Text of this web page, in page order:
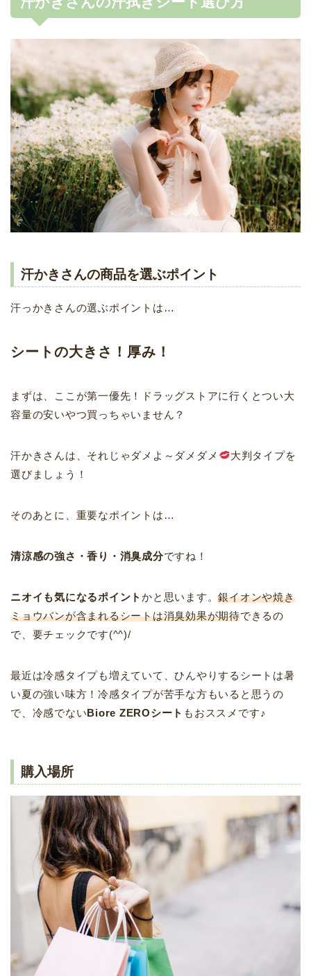
汗かきさんの商品を選ぶポイント
汗っかきさんの選ぶポイントは…
シートの大きさ！厚み！
まずは、ここが第一優先！ドラッグストアに行くとつい大
容量の安いやつ買っちゃいません？
汗かきさんは、それじゃダメよ～ダメダメ
大判タイプを
選びましょう！
そのあとに、重要なポイントは…
清涼感の強さ・香り・消臭成分ですね！
ニオイも気になるポイントかと思います。銀イオンや焼き
ミョウバンが含まれるシートは消臭効果が期待できるの
で、要チェックです(^^)/
最近は冷感タイプも増えていて、ひんやりするシートは暑
い夏の強い味方！冷感タイプが苦手な方もいると思うの
で、冷感でないBiore ZEROシート もおススメです♪
購入場所